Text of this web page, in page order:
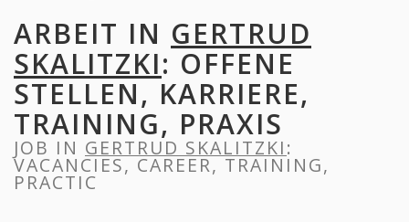
ARBEIT IN GERTRUD
SKALITZKI: OFFENE
STELLEN, KARRIERE,
TRAINING, PRAXIS
JOB IN GERTRUD SKALITZKI:
VACANCIES, CAREER, TRAINING,
PRACTIC